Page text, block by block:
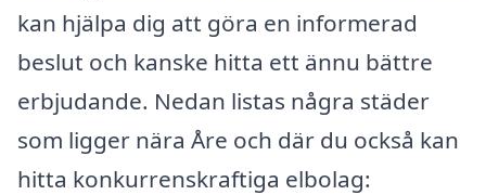
kan hjälpa dig att göra en informerad
beslut och kanske hitta ett ännu bättre
erbjudande. Nedan listas några städer
som ligger nära Åre och där du också kan
hitta konkurrenskraftiga elbolag: